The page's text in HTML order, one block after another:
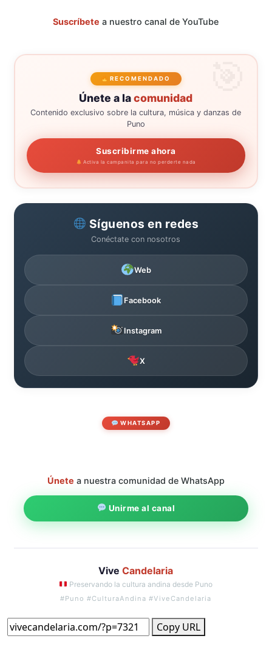
Suscríbete a nuestro canal de YouTube
RECOMENDADO
Únete a lacomunidad
Contenido exclusivo sobre la cultura, música y danzas de
Puno
Suscribirme ahora
Activa la campanita para no perderte nada
Síguenos en redes
Conéctate con nosotros
Web
Facebook
Instagram
X
WHATSAPP
Únete a nuestra comunidad de WhatsApp
Unirme al canal
ViveCandelaria
Preservando la cultura andina desde Puno
#Puno #CulturaAndina #ViveCandelaria
Copy URL